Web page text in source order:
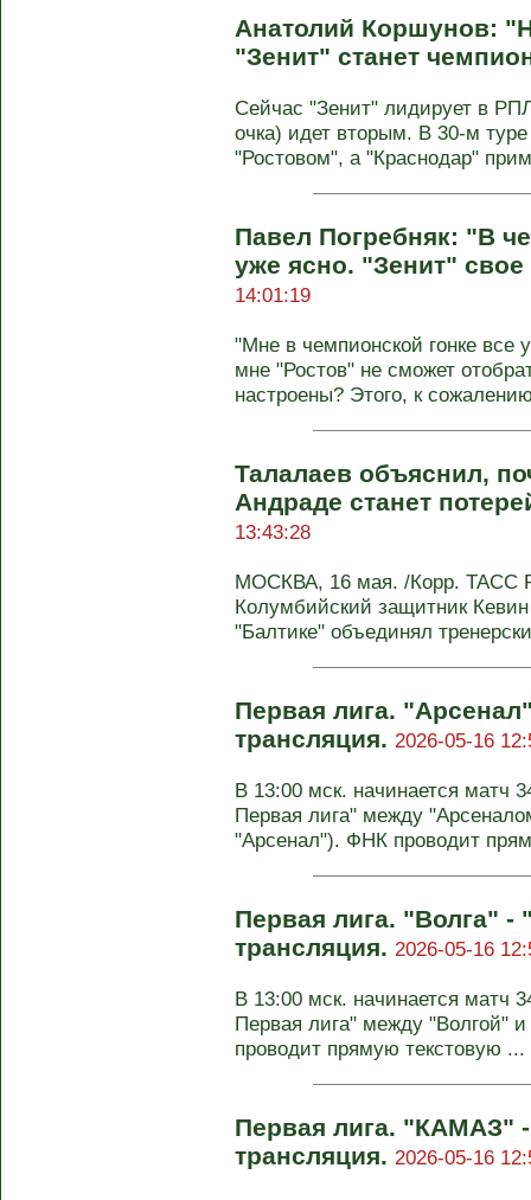
Анатолий Коршунов:
"Зенит" станет
Сейчас "Зенит" лидирует в
очка) идет вторым. В 30-м туре
"Ростовом", а "Краснодар"
Павел Погребняк: "В
уже ясно. "Зенит" свое
14:01:19
"Мне в чемпионской гонке все
мне "Ростов" не сможет
настроены? Этого, к
Талалаев объяснил,
Андраде станет
13:43:28
МОСКВА, 16 мая. /Корр. ТАСС
Колумбийский защитник
"Балтике" объединял
Первая лига.
трансляция. 2026-05-16
В 13:00 мск. начинается матч
Первая лига" между
"Арсенал"). ФНК проводит
Первая лига. "Волга"
трансляция. 2026-05-16
В 13:00 мск. начинается матч
Первая лига" между "Волгой"
проводит прямую текстовую ...
Первая лига. "КАМАЗ"
трансляция. 2026-05-16